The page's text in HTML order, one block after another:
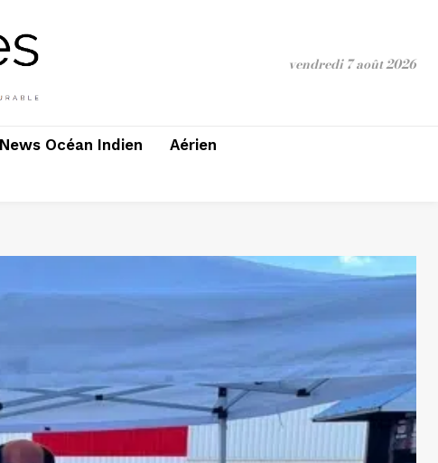
vendredi 7 août 2026
News Océan Indien Aérien